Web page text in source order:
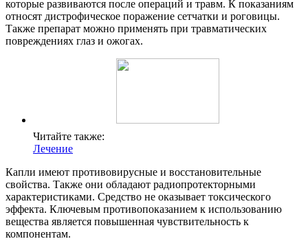
которые развиваются после операций и травм. К показаниям
относят дистрофическое поражение сетчатки и роговицы.
Также препарат можно применять при травматических
повреждениях глаз и ожогах.
Читайте также:
Лечение
Капли имеют противовирусные и восстановительные
свойства. Также они обладают радиопротекторными
характеристиками. Средство не оказывает токсического
эффекта. Ключевым противопоказанием к использованию
вещества является повышенная чувствительность к
компонентам.